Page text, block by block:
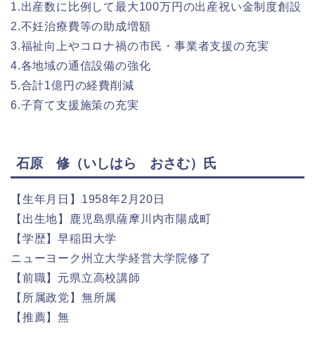
1.出産数に比例して最大100万円の出産祝い金制度創設
2.不妊治療費等の助成増額
3.福祉向上やコロナ禍の市民・事業者支援の充実
4.各地域の通信設備の強化
5.合計1億円の経費削減
6.子育て支援施策の充実
石原 修（いしはら おさむ）氏
【生年月日】1958年2月20日
【出生地】鹿児島県薩摩川内市陽成町
【学歴】早稲田大学
ニューヨーク州立大学経営大学院修了
【前職】元県立高校講師
【所属政党】無所属
【推薦】無